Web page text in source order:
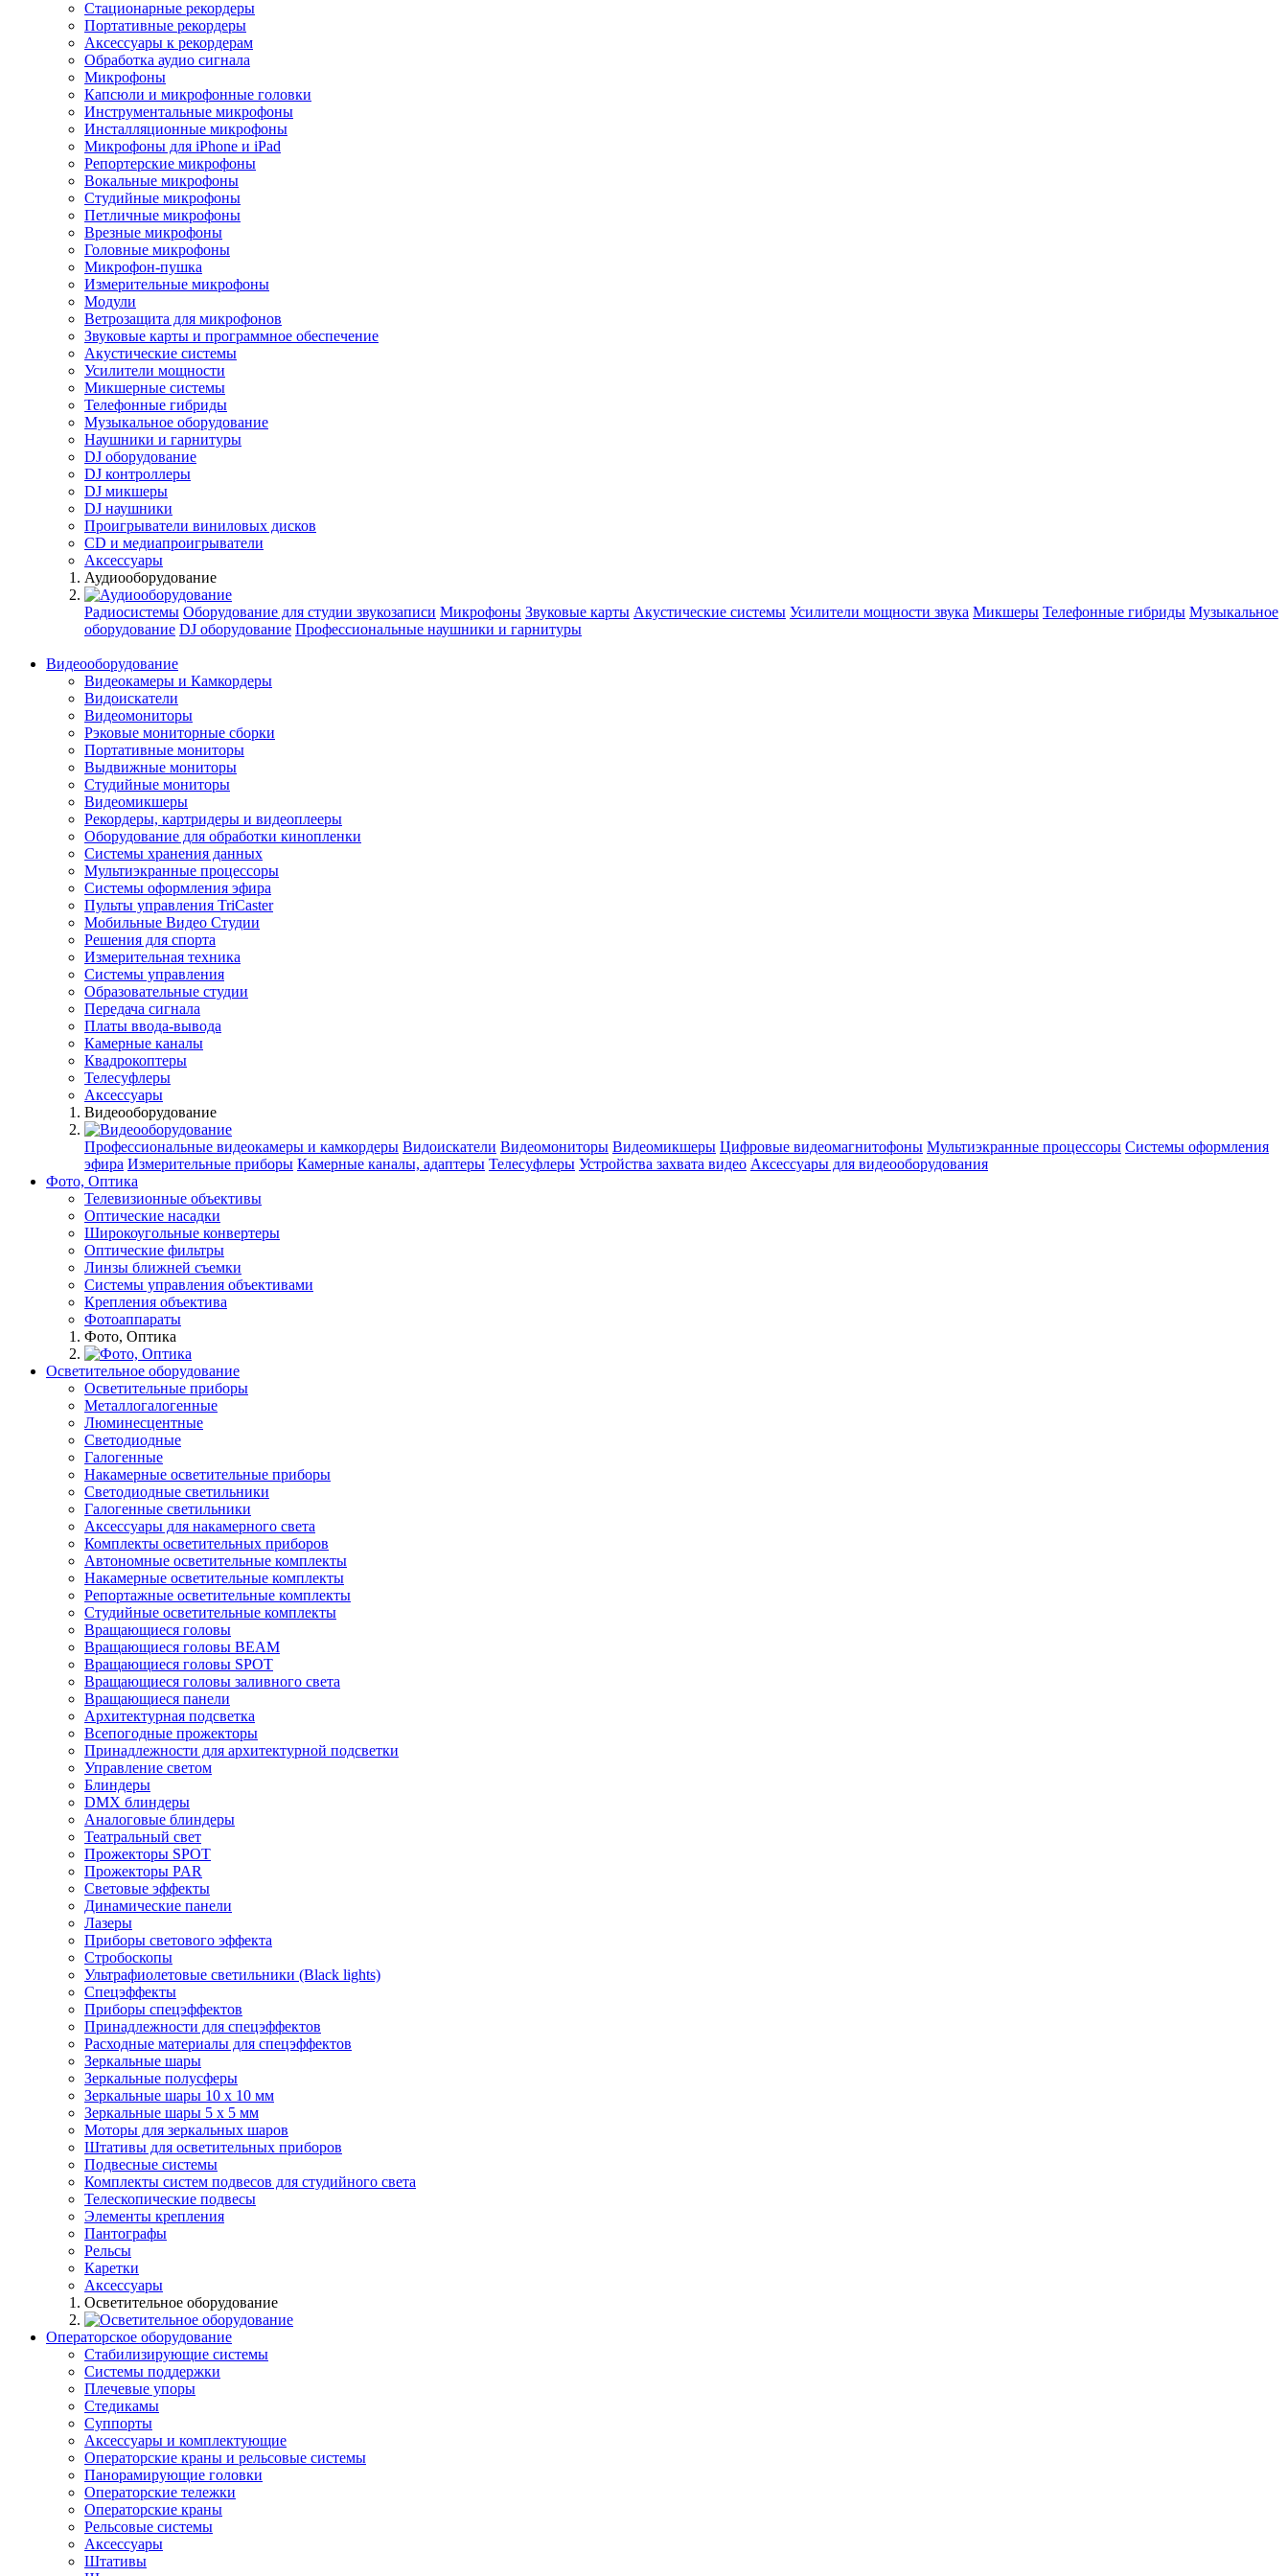
Стационарные рекордеры
Портативные рекордеры
Аксессуары к рекордерам
Обработка аудио сигнала
Микрофоны
Капсюли и микрофонные головки
Инструментальные микрофоны
Инсталляционные микрофоны
Микрофоны для iPhone и iPad
Репортерские микрофоны
Вокальные микрофоны
Студийные микрофоны
Петличные микрофоны
Врезные микрофоны
Головные микрофоны
Микрофон-пушка
Измерительные микрофоны
Модули
Ветрозащита для микрофонов
Звуковые карты и программное обеспечение
Акустические системы
Усилители мощности
Микшерные системы
Телефонные гибриды
Музыкальное оборудование
Наушники и гарнитуры
DJ оборудование
DJ контроллеры
DJ микшеры
DJ наушники
Проигрыватели виниловых дисков
СD и медиапроигрыватели
Аксессуары
Аудиооборудование
Радиосистемы Оборудование для студии звукозаписи Микрофоны Звуковые карты Акустические системы Усилители мощности звука Микшеры Телефонные гибриды Музыкальное
оборудование DJ оборудование Профессиональные наушники и гарнитуры
Видеооборудование
Видеокамеры и Камкордеры
Видоискатели
Видеомониторы
Рэковые мониторные сборки
Портативные мониторы
Выдвижные мониторы
Студийные мониторы
Видеомикшеры
Рекордеры, картридеры и видеоплееры
Оборудование для обработки кинопленки
Системы хранения данных
Мультиэкранные процессоры
Системы оформления эфира
Пульты управления TriCaster
Мобильные Видео Студии
Решения для спорта
Измерительная техника
Системы управления
Образовательные студии
Передача сигнала
Платы ввода-вывода
Камерные каналы
Квадрокоптеры
Телесуфлеры
Аксессуары
Видеооборудование
Профессиональные видеокамеры и камкордеры Видоискатели Видеомониторы Видеомикшеры Цифровые видеомагнитофоны Мультиэкранные процессоры Системы оформления
эфира Измерительные приборы Камерные каналы, адаптеры Телесуфлеры Устройства захвата видео Аксессуары для видеооборудования
Фото, Оптика
Телевизионные объективы
Оптические насадки
Широкоугольные конвертеры
Оптические фильтры
Линзы ближней съемки
Системы управления объективами
Крепления объектива
Фотоаппараты
Фото, Оптика
Осветительное оборудование
Осветительные приборы
Металлогалогенные
Люминесцентные
Светодиодные
Галогенные
Накамерные осветительные приборы
Светодиодные светильники
Галогенные светильники
Аксессуары для накамерного света
Комплекты осветительных приборов
Автономные осветительные комплекты
Накамерные осветительные комплекты
Репортажные осветительные комплекты
Студийные осветительные комплекты
Вращающиеся головы
Вращающиеся головы BEAM
Вращающиеся головы SPOT
Вращающиеся головы заливного света
Вращающиеся панели
Архитектурная подсветка
Всепогодные прожекторы
Принадлежности для архитектурной подсветки
Управление светом
Блиндеры
DMX блиндеры
Аналоговые блиндеры
Театральный свет
Прожекторы SPOT
Прожекторы PAR
Световые эффекты
Динамические панели
Лазеры
Приборы светового эффекта
Стробоскопы
Ультрафиолетовые светильники (Black lights)
Спецэффекты
Приборы спецэффектов
Принадлежности для спецэффектов
Расходные материалы для спецэффектов
Зеркальные шары
Зеркальные полусферы
Зеркальные шары 10 х 10 мм
Зеркальные шары 5 х 5 мм
Моторы для зеркальных шаров
Штативы для осветительных приборов
Подвесные системы
Комплекты систем подвесов для студийного света
Телескопические подвесы
Элементы крепления
Пантографы
Рельсы
Каретки
Аксессуары
Осветительное оборудование
Операторское оборудование
Стабилизирующие системы
Системы поддержки
Плечевые упоры
Стедикамы
Суппорты
Аксессуары и комплектующие
Операторские краны и рельсовые системы
Панорамирующие головки
Операторские тележки
Операторские краны
Рельсовые системы
Аксессуары
Штативы